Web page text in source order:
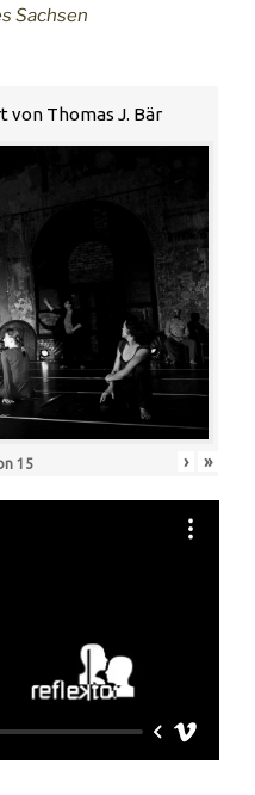
Sachsen
Thomas J. Bär
15 › »